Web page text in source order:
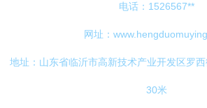
电话：1526567**
网址：
地址：山东省临沂市高新技术产业开发区罗
30米